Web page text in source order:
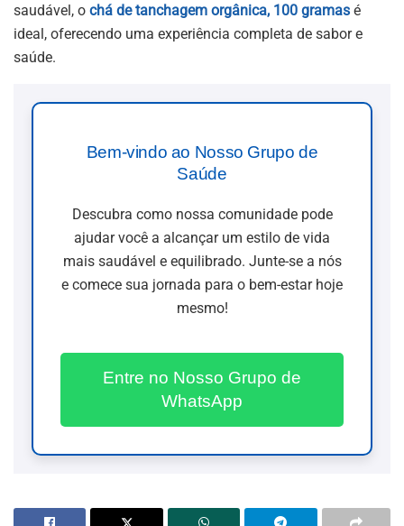
saudável, o chá de tanchagem orgânica, 100 gramas é
ideal, oferecendo uma experiência completa de sabor e
saúde.
Bem-vindo ao Nosso Grupo de
Saúde
Descubra como nossa comunidade pode
ajudar você a alcançar um estilo de vida
mais saudável e equilibrado. Junte-se a nós
e comece sua jornada para o bem-estar hoje
mesmo!
Entre no Nosso Grupo de
WhatsApp